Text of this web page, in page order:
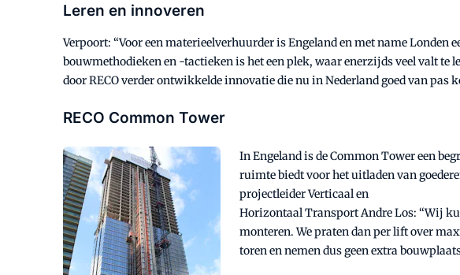
Leren en innoveren
Verpoort: “Voor een materieelverhuurder is Engeland en met name
bouwmethodieken en -tactieken is het een plek, waar enerzijds veel valt
door RECO verder ontwikkelde innovatie die nu in Nederland goed van pas
RECO Common Tower
In Engeland is de Common Tower een
ruimte biedt voor het uitladen van
projectleider Verticaal en
Horizontaal Transport Andre Los: “Wij
monteren. We praten dan per lift over
toren en nemen dus geen extra